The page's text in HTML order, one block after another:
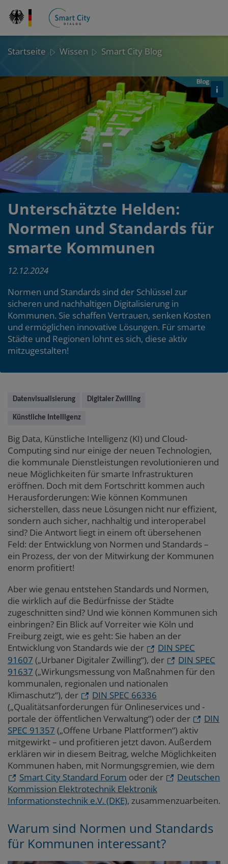
zum
Startseite
Wissen Smart City Blog
Unterschätzte Helden:
Normen und Standards für
smarte Kommunen
12.12.2024
Normen und Standards sind der Schlüssel zur
sicheren und nachhaltigen Digitalisierung in
Kommunen. Sie schaffen Vertrauen, senken Kosten
und ermöglichen innovative Lösungen. Für smarte
Städte und Regionen lohnt es sich, diese aktiv
mitzugestalten!
Main
content
Datenvisualisierung Digitaler Zwilling
Künstliche Intelligenz
Big Data, Künstliche Intelligenz (KI) und Cloud-
Computing sind nur einige der neuen Technologien,
die kommunale Dienstleistungen revolutionieren und
neue Möglichkeiten für smarte Infrastrukturen
eröffnen. Doch mit dem Fortschritt kommen auch
Herausforderungen: Wie können Kommunen
sicherstellen, dass neue Lösungen nicht nur effizient,
sondern auch sicher, nachhaltig und interoperabel
sind? Die Antwort liegt in einem oft übersehenen
Feld: der Entwicklung von Normen und Standards –
ein Prozess, der von der Mitwirkung der Kommunen
enorm profitiert!
Aber wie genau entstehen Standards und Normen,
die wirklich auf die Bedürfnisse der Städte
zugeschnitten sind? Und wie können Kommunen sich
einbringen? Ein Blick auf Vorreiter wie Köln und
Freiburg zeigt, wie es geht: Sie haben an der
Entwicklung von Standards wie der
DIN SPEC
91607 („Urbaner Digitaler Zwilling“), der
DIN SPEC
91637 („Wirkungsmessung von Maßnahmen für den
kommunalen, regionalen und nationalen
Klimaschutz“), der
DIN SPEC 66336
(„Qualitätsanforderungen für Onlineservices und -
portale der öffentlichen Verwaltung“) oder der
DIN
SPEC 91357 („Offene Urbane Plattformen“) aktiv
mitgewirkt – und profitieren jetzt davon. Außerdem
erklären wir in diesem Beitrag, welche Möglichkeiten
Kommunen haben, mit Normungsgremien, wie dem
Smart City Standard Forum oder der
Deutschen
Kommission Elektrotechnik Elektronik
Informationstechnik e.V. (DKE), zusammenzuarbeiten.
Warum sind Normen und Standards
für Kommunen interessant?